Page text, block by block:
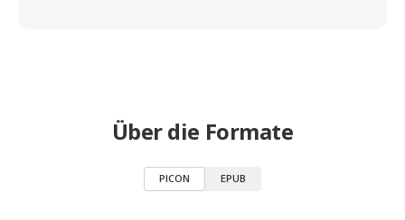
Über die Formate
PICON EPUB